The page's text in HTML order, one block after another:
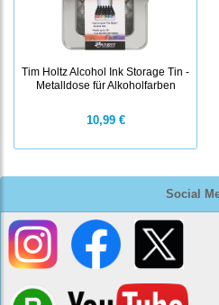
Social
Tim Holtz Alcohol Ink Storage Tin -
Metalldose für Alkoholfarben
10,99 €